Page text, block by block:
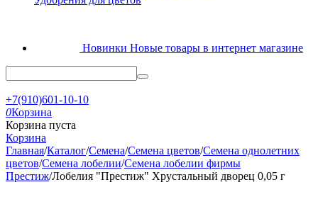
Новинки Новые товары в интернет магазине
+7(910)601-10-10
0Корзина
Корзина пуста
Корзина
Главная/Каталог/Семена/Семена цветов/Семена однолетних
цветов/Семена лобелии/Семена лобелии фирмы
Престиж/Лобелия "Престиж" Хрустальный дворец 0,05 г